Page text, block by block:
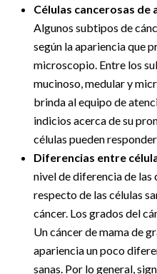
Células cancerosas
Algunos subtipos de
según la apariencia que
microscopio. Entre los
mucinoso, medular y
brinda al equipo de
indicios acerca de su
células pueden
Diferencias entre
nivel de diferencia de las
respecto de las células
cáncer. Los grados del
Un cáncer de mama de
apariencia un poco
sanas. Por lo general,